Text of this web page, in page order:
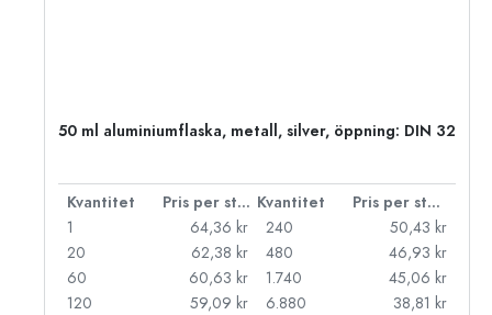
50 ml aluminiumflaska, metall, silver, öppning: DIN 32
Kvantitet Pris per styck Kvantitet
Pris per styck
1
64,36 kr
20
62,38 kr
60
60,63 kr
120
59,09 kr
240
50,43 kr
480
46,93 kr
1.740
45,06 kr
6.880
38,81 kr